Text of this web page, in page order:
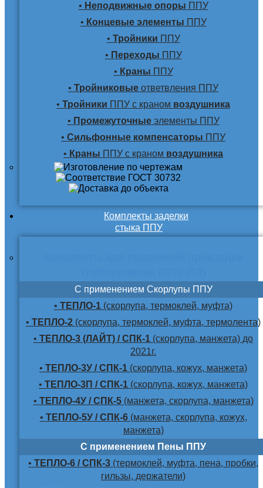
• Неподвижные опоры ППУ
• Концевые элементы ППУ
• Тройники ППУ
• Переходы ППУ
• Краны ППУ
• Тройниковые ответвления ППУ
• Тройники ППУ с краном воздушника
• Промежуточныеэлементы ППУ
• Сильфонные компенсаторы ППУ
• Краны ППУ с краном воздушника
Комплекты заделки
стыка ППУ
С применением Скорлупы ППУ
• ТЕПЛО-1 (скорлупа, термоклей, муфта)
• ТЕПЛО-2 (скорлупа, термоклей, муфта, термолента)
• ТЕПЛО-3 (ЛАЙТ) / СПК-1 (скорлупа, манжета) до
2021г.
• ТЕПЛО-3У / СПК-1 (скорлупа, кожух, манжета)
• ТЕПЛО-3П / СПК-1 (скорлупа, кожух, манжета)
• ТЕПЛО-4У / СПК-5(манжета, скорлупа, манжета)
• ТЕПЛО-5У / СПК-6(манжета, скорлупа, кожух,
манжета)
С применением Пены ППУ
• ТЕПЛО-6 / СПК-3 (термоклей, муфта, пена, пробки,
гильзы, держатели)